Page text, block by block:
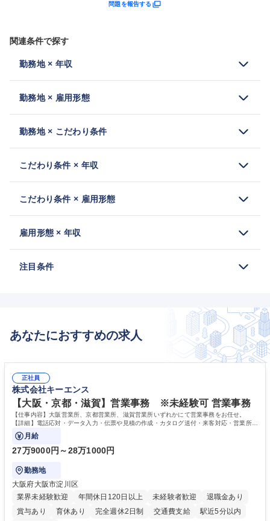
問題を報告する
関連条件で探す
勤務地 × 年収
勤務地 × 雇用形態
勤務地 × こだわり条件
こだわり条件 × 年収
こだわり条件 × 雇用形態
雇用形態 × 年収
注目条件
あなたにおすすめの求人
正社員
株式会社キーエンス
【大阪・京都・滋賀】営業事務 ※未経験可 営業事務
【仕事内容】大阪営業所、京都営業所、滋賀営業所いずれかにて営業事務をお任せ。
【詳細】電話応対・データ入力・伝票や見積の作成・カタログ送付・来客対応・営業所内
で発生する事務業務や業務改善をお任せ。
月給
27万9000円～28万1000円
勤務地
大阪府大阪市淀川区
業界未経験歓迎
年間休日120日以上 未経験者歓迎
退職金あり
賞与あり
育休あり 完全週休2日制 交通費支給
駅近5分以内